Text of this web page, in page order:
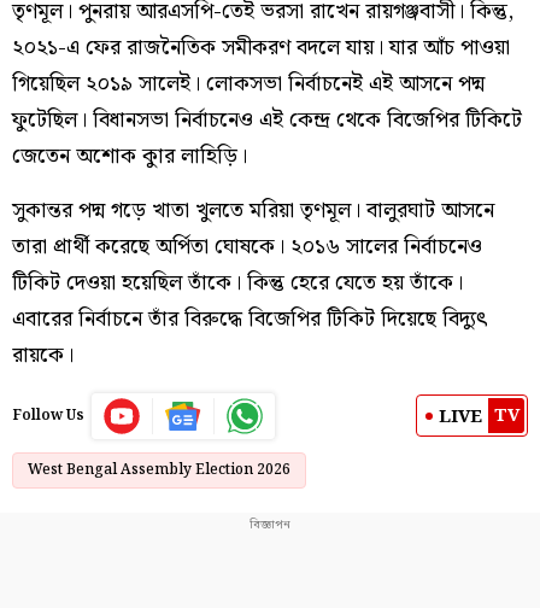
তৃণমূল। পুনরায় আরএসপি-তেই ভরসা রাখেন রায়গঞ্জবাসী। কিন্তু,
২০২১-এ ফের রাজনৈতিক সমীকরণ বদলে যায়। যার আঁচ পাওয়া
গিয়েছিল ২০১৯ সালেই। লোকসভা নির্বাচনেই এই আসনে পদ্ম
ফুটেছিল। বিধানসভা নির্বাচনেও এই কেন্দ্র থেকে বিজেপির টিকিটে
জেতেন অশোক কুার লাহিড়ি।
সুকান্তর পদ্ম গড়ে খাতা খুলতে মরিয়া তৃণমূল। বালুরঘাট আসনে
তারা প্রার্থী করেছে অর্পিতা ঘোষকে। ২০১৬ সালের নির্বাচনেও
টিকিট দেওয়া হয়েছিল তাঁকে। কিন্তু হেরে যেতে হয় তাঁকে।
এবারের নির্বাচনে তাঁর বিরুদ্ধে বিজেপির টিকিট দিয়েছে বিদ্যুৎ
রায়কে।
Follow Us LIVE TV
West Bengal Assembly Election 2026